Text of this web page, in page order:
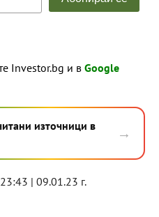
Investor.bg и в Google
източници в
→
23:43 | 09.01.23 г.